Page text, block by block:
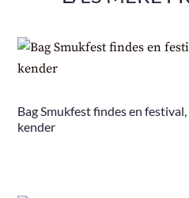
Bag Smukfest findes en
kender